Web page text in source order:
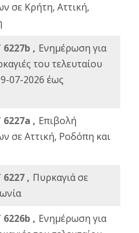
σε Κρήτη, Αττική,
, Ενημέρωση για
του τελευταίου
07-2026 έως
, Επιβολή
σε Αττική, Ροδόπη και
, Πυρκαγιά σε
, Ενημέρωση για